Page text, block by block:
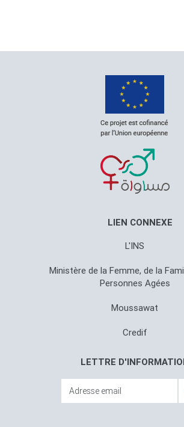
LIEN CONNEXE
L'INS
Ministère de la Femme, de la
Personnes Agées
Moussawat
Credif
LETTRE